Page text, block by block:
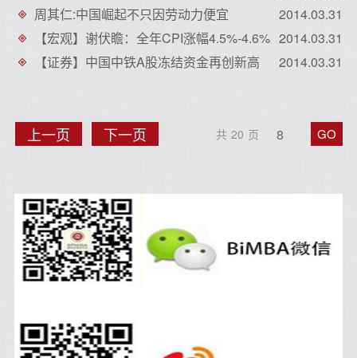
周其仁:中国崛起不只因劳动力便宜
2014.03.31
【宏观】谢伏瞻：全年CPI涨幅4.5%-4.6% 2014.03.31
【证券】中国中铁A股冻结资金再创新高
2014.03.31
上一页
一
下一页
一
共 20 页 GO